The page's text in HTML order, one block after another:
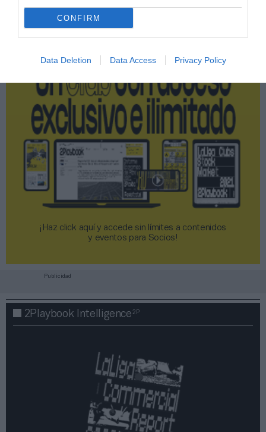
CONFIRM
Data Deletion Data Access Privacy Policy
2Playbook Club2P
¡Haz click aquí y accede sin límites a contenidos
y eventos para Socios!​​​​​​​
Publicidad
2Playbook Intelligence2P